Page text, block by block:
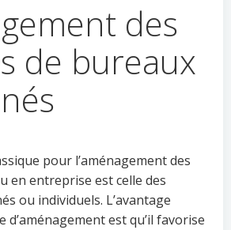
des
de bureaux
pour l’aménagement des
en entreprise est celle des
ou individuels. L’avantage
d’aménagement est qu’il favorise